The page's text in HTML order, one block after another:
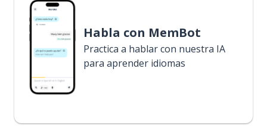
Habla con MemBot
Practica a hablar con nuestra IA
para aprender idiomas